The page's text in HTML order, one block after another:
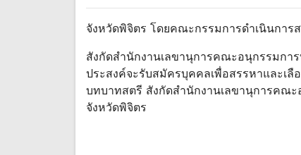
จังหวัดพิจิตร โดยคณะกรรมการดําเนินกา
สังกัดสํานักงานเลขานุการคณะอนุกรรมก
ประสงค์จะรับสมัครบุคคลเพื่อสรรหาและเ
บทบาทสตรี สังกัดสํานักงานเลขานุการคณ
จังหวัดพิจิตร